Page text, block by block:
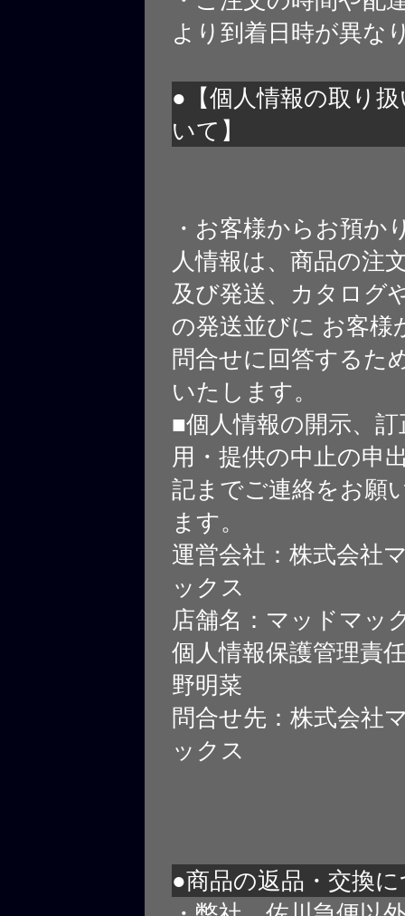
より到着日時が異な
●【個人情報の取り
いて】
・お客様からお預か
人情報は、商品の注
及び発送、カタログ
の発送並びに お客様
問合せに回答するた
いたします。
■個人情報の開示、
用・提供の中止の申
記までご連絡をお願
ます。
運営会社：株式会社
ックス
店舗名：マッドマッ
個人情報保護管理責
野明菜
問合せ先：株式会社
ックス
●商品の返品・交換